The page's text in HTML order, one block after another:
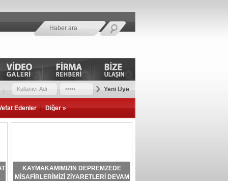
Yeni Üye
Edenler Diğer »
KAYMAKAMIMIZIN DEPREMZEDE
MİSAFİRLERİMİZİ ZİYARETLERİ DEVAM